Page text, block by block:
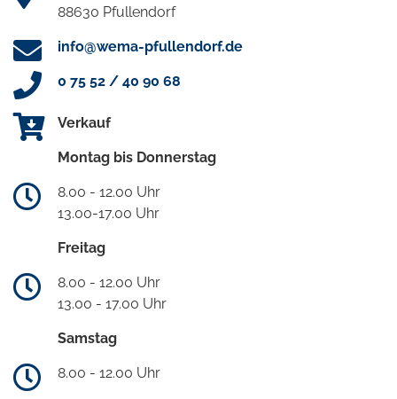
88630 Pfullendorf
info@wema-pfullendorf.de
0 75 52 / 40 90 68
Verkauf
Montag bis Donnerstag
8.00 - 12.00 Uhr
13.00-17.00 Uhr
Freitag
8.00 - 12.00 Uhr
13.00 - 17.00 Uhr
Samstag
8.00 - 12.00 Uhr